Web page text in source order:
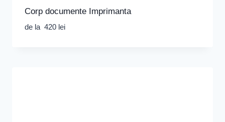
Corp documente Imprimanta
de la 420 lei